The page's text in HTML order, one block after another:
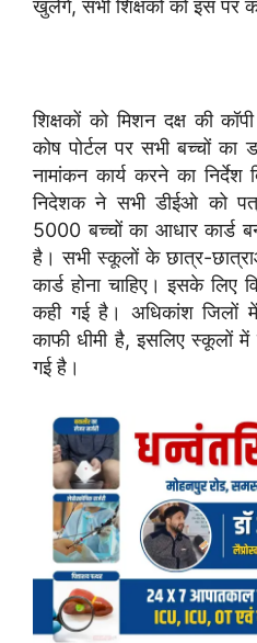
खुलेंगे, सभी शिक्षकों को इस पर
शिक्षकों को मिशन दक्ष की
कोष पोर्टल पर सभी बच्चों का
नामांकन कार्य करने का निर्देश
निदेशक ने सभी डीईओ को
5000 बच्चों का आधार कार्ड
है। सभी स्कूलों के छात्र-
कार्ड होना चाहिए। इसके लिए
कही गई है। अधिकांश जिलों
काफी धीमी है, इसलिए स्कूलों में
गई है।